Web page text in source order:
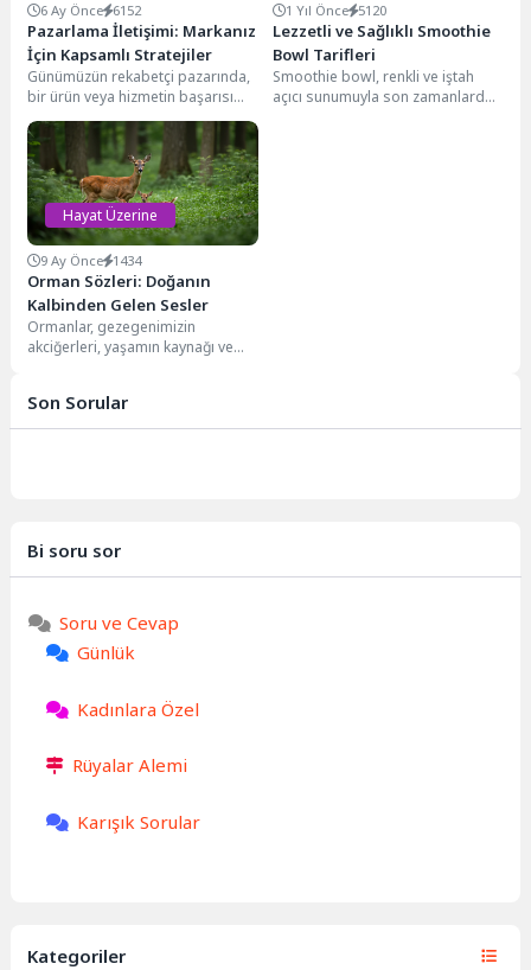
6 Ay Önce 6152
Pazarlama İletişimi: Markanız
İçin Kapsamlı Stratejiler
Günümüzün rekabetçi pazarında,
bir ürün veya hizmetin başarısı
yalnızca kalitesiyle değil, aynı
zamanda hedef kitlesiyle...
1 Yıl Önce 5120
Lezzetli ve Sağlıklı Smoothie
Bowl Tarifleri
Smoothie bowl, renkli ve iştah
açıcı sunumuyla son zamanlarda
Hayat Üzerine
9 Ay Önce 1434
Orman Sözleri: Doğanın
Kalbinden Gelen Sesler
Ormanlar, gezegenimizin
akciğerleri, yaşamın kaynağı ve
aynı...
Son Sorular
Bi soru sor
Soru ve Cevap
Günlük
Kadınlara Özel
Rüyalar Alemi
Karışık Sorular
Kategoriler